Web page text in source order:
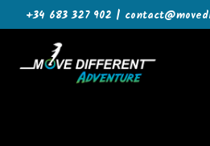
+34 683 327 902 |